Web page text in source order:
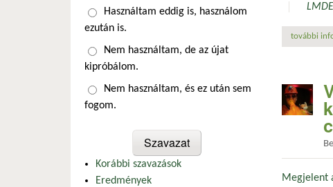
további
Megjelent
Választások
Használtam eddig is, használom
ezután is.
Nem használtam, de az újat
kipróbálom.
Nem használtam, és ez után sem
fogom.
Korábbi szavazások
Eredmények